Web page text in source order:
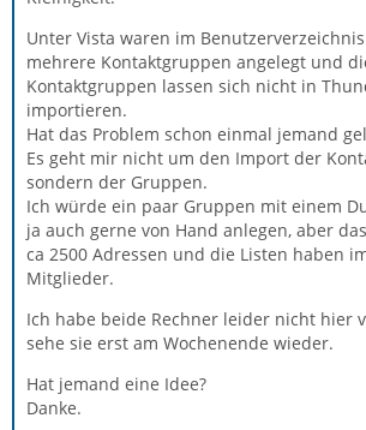
Unter Vista waren im
mehrere Kontaktgruppen angelegt und
Kontaktgruppen lassen sich nicht in
importieren.
Hat das Problem schon einmal jemand
Es geht mir nicht um den Import der
sondern der Gruppen.
Ich würde ein paar Gruppen mit einem
ja auch gerne von Hand anlegen, aber
ca 2500 Adressen und die Listen haben
Mitglieder.
Ich habe beide Rechner leider nicht hier
sehe sie erst am Wochenende wieder.
Hat jemand eine Idee?
Danke.